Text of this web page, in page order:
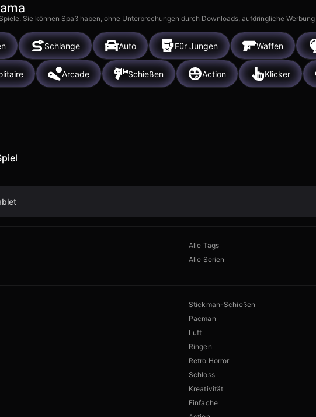
Sie können Spaß haben, ohne Unterbrechungen durch Downloads, aufdringliche
Schlange Auto Für Jungen Waffen
Arcade Schießen Action Klicker
Alle Tags
Alle Serien
Stickman-Schießen
Pacman
Luft
Ringen
Retro Horror
Schloss
Kreativität
Einfache